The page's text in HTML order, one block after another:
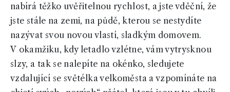
nabírá těžko uvěřitelnou rychlost, a jste vděční, že
jste stále na zemi, na půdě, kterou se nestydíte
nazývat svou novou vlastí, sladkým domovem.
V okamžiku, kdy letadlo vzlétne, vám vytrysknou
slzy, a tak se nalepíte na okénko, sledujete
vzdalující se světélka velkoměsta a vzpomínáte na